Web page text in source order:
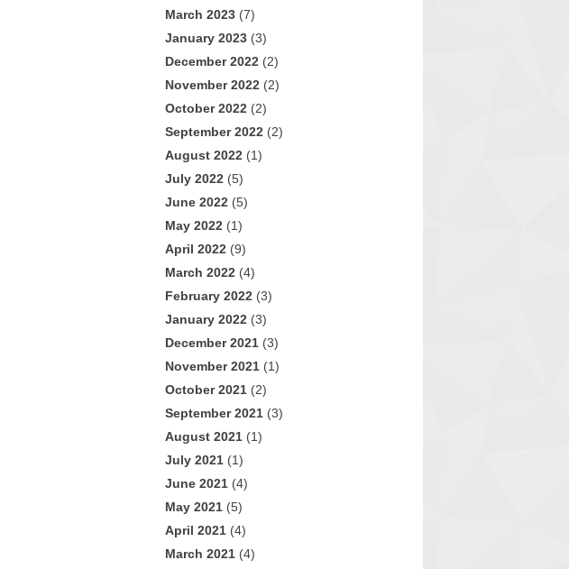
March 2023 (7)
January 2023 (3)
December 2022 (2)
November 2022 (2)
October 2022 (2)
September 2022 (2)
August 2022 (1)
July 2022 (5)
June 2022 (5)
May 2022 (1)
April 2022 (9)
March 2022 (4)
February 2022 (3)
January 2022 (3)
December 2021 (3)
November 2021 (1)
October 2021 (2)
September 2021 (3)
August 2021 (1)
July 2021 (1)
June 2021 (4)
May 2021 (5)
April 2021 (4)
March 2021 (4)